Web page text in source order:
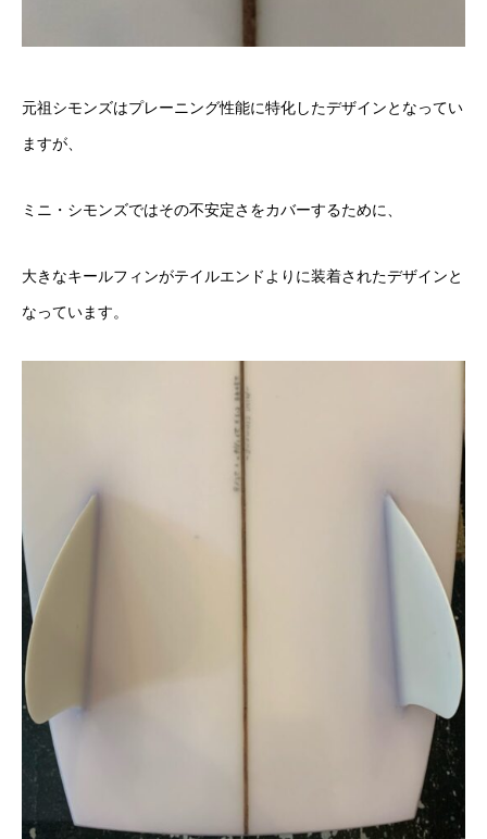
元祖シモンズはプレーニング性能に特化したデザインとなってい
ますが、
ミニ・シモンズではその不安定さをカバーするために、
大きなキールフィンがテイルエンドよりに装着されたデザインと
なっています。